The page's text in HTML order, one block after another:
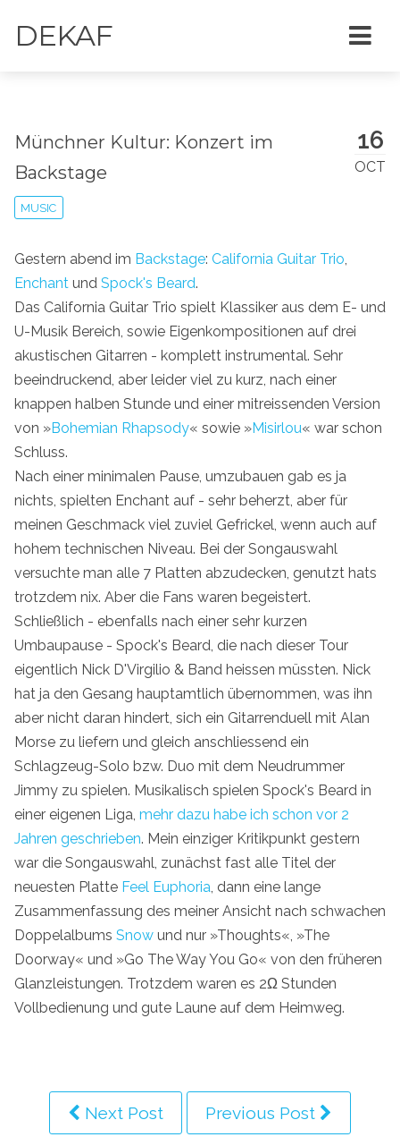
DEKAF
16
OCT
Münchner Kultur: Konzert im
Backstage
MUSIC
Gestern abend im Backstage: California Guitar Trio
Enchant und Spock's Beard.
Das California Guitar Trio spielt Klassiker aus dem E- und
U-Musik Bereich, sowie Eigenkompositionen auf drei
akustischen Gitarren - komplett instrumental. Sehr
beeindruckend, aber leider viel zu kurz, nach einer
knappen halben Stunde und einer mitreissenden Version
von »Bohemian Rhapsody« sowie »Misirlou« war schon
Schluss.
Nach einer minimalen Pause, umzubauen gab es ja
nichts, spielten Enchant auf - sehr beherzt, aber für
meinen Geschmack viel zuviel Gefrickel, wenn auch auf
hohem technischen Niveau. Bei der Songauswahl
versuchte man alle 7 Platten abzudecken, genutzt hats
trotzdem nix. Aber die Fans waren begeistert.
Schließlich - ebenfalls nach einer sehr kurzen
Umbaupause - Spock's Beard, die nach dieser Tour
eigentlich Nick D'Virgilio & Band heissen müssten. Nick
hat ja den Gesang hauptamtlich übernommen, was ihn
aber nicht daran hindert, sich ein Gitarrenduell mit Alan
Morse zu liefern und gleich anschliessend ein
Schlagzeug-Solo bzw. Duo mit dem Neudrummer
Jimmy zu spielen. Musikalisch spielen Spock's Beard in
einer eigenen Liga, mehr dazu habe ich schon vor 2
Jahren geschrieben. Mein einziger Kritikpunkt gestern
war die Songauswahl, zunächst fast alle Titel der
neuesten Platte Feel Euphoria , dann eine lange
Zusammenfassung des meiner Ansicht nach schwachen
Doppelalbums Snow und nur »Thoughts«, »The
Doorway« und »Go The Way You Go« von den früheren
Glanzleistungen. Trotzdem waren es 2Ω Stunden
Vollbedienung und gute Laune auf dem Heimweg.
Next Post Previous Post